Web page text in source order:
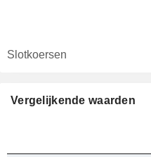
Slotkoersen
Vergelijkende waarden